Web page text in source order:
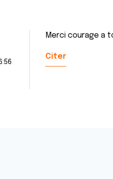
Merci courage a
Citer